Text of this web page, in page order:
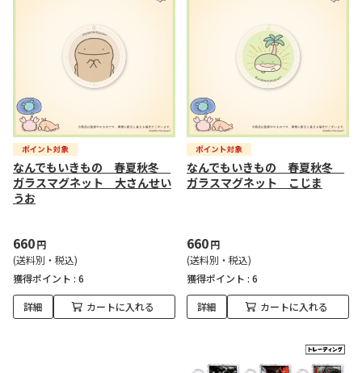
なんでもいきもの 春夏秋冬
ガラスマグネット 大さんせい
うお
660円
(送料別・税込)
獲得ポイント : 6
詳細 カートに入れる
なんでもいきもの 春夏秋冬
ガラスマグネット こじま
660円
(送料別・税込)
獲得ポイント : 6
詳細 カートに入れる